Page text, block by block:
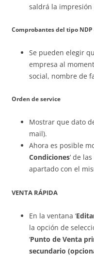
saldrá la impresión
Comprobantes del tipo NDP
Se pueden elegir
empresa al
social, nombre de
Orden de service
Mostrar que dato
mail).
Ahora es posible
Condiciones‘ de
apartado con el
VENTA RÁPIDA
En la ventana ‘
la opción de
‘Punto de Venta
secundario